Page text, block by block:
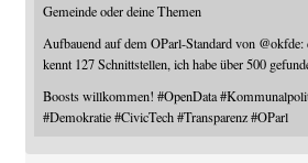
Gemeinde oder deine Themen
Aufbauend auf dem OParl-Standard von @okfde:
kennt 127 Schnittstellen, ich habe über 500
Boosts willkommen! #OpenData #
#Demokratie #CivicTech #Transparenz #OParl